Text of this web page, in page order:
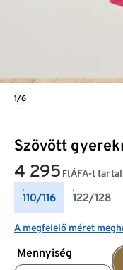
Szövött
4 295 FtÁFA-t
110/116 122/128
A megfelelő méret
Mennyiség
1/6